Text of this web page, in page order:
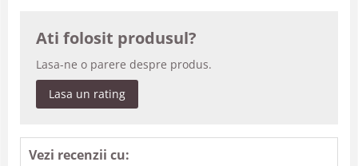
Ati folosit produsul?
Lasa-ne o parere despre produs.
Lasa un rating
Vezi recenzii cu: